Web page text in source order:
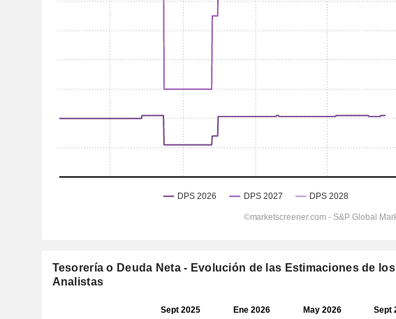
Tesorería o Deuda Neta - Evolución de las Estimaciones de los
Analistas